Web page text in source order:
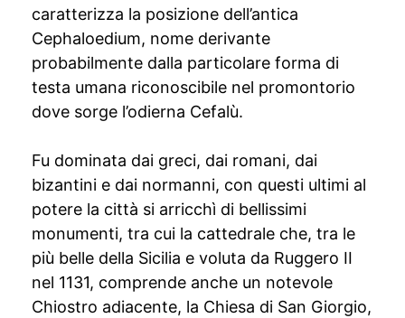
caratterizza la posizione dell’antica
Cephaloedium, nome derivante
probabilmente dalla particolare forma di
testa umana riconoscibile nel promontorio
dove sorge l’odierna Cefalù.
Fu dominata dai greci, dai romani, dai
bizantini e dai normanni, con questi ultimi al
potere la città si arricchì di bellissimi
monumenti, tra cui la cattedrale che, tra le
più belle della Sicilia e voluta da Ruggero II
nel 1131, comprende anche un notevole
Chiostro adiacente, la Chiesa di San Giorgio,